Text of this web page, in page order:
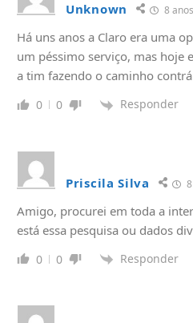
Unknown 8
Há uns anos a Claro era uma
um péssimo serviço, mas hoje
a tim fazendo o caminho
0 0 Responder
Priscila Silva
Amigo, procurei em toda a
está essa pesquisa ou dados
0 0 Responder